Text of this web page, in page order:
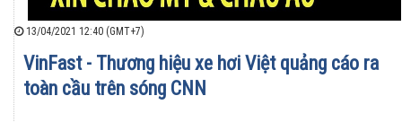
13/04/2021 12:40 (GMT+7)
VinFast - Thương hiệu xe hơi Việt quảng cáo ra
toàn cầu trên sóng CNN